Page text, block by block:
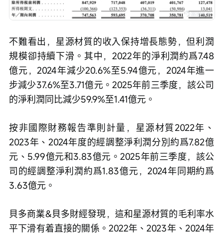
不難看出，星源材質的收入保持增長態勢，但利潤
規模卻持續下滑。其中，2022年的淨利潤約爲7.48
億元，2024年減少20.6%至5.94億元，2024年進一
步減少37.6%至3.71億元。2025年前三季度，該公司
的淨利潤同比減少59.9%至1.41億元。
按非國際財務報告準則計量，星源材質2022年、
2023年、2024年度的經調整淨利潤分別約爲7.82億
元、5.99億元和3.83億元。2025年前三季度，該公
司的經調整淨利潤約爲1.83億元，2024年同期約爲
3.63億元。
貝多商業&貝多財經發現，這和星源材質的毛利率水
平下滑有着直接的關係。2022年、2023年、2024年